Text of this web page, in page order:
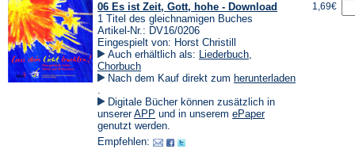
06 Es ist Zeit, Gott, hohe - Download
1 Titel des gleichnamigen Buches
Artikel-Nr.: DV16/0206
Eingespielt von: Horst Christill
Auch erhältlich als: Liederbuch,
Chorbuch
Nach dem Kauf direkt zum herunterladen
in
einem
neuen
Tab)
.
Digitale Bücher können zusätzlich in
unsererAPP (Öffnet
in
neuen
und in unserem ePaper(Öffnet
genutzt werden.
Empfehlen:
1,69€